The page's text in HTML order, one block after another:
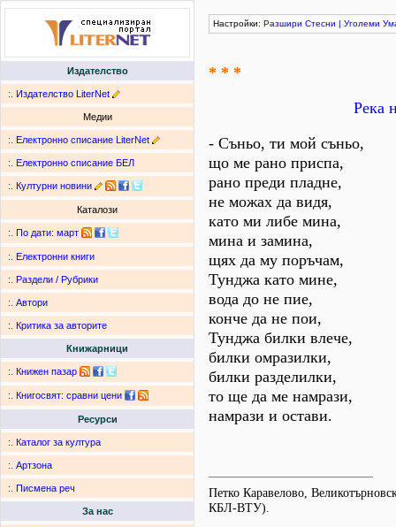
Издателство
:. Издателство LiterNet
Медии
:. Електронно списание LiterNet
:. Електронно списание БЕЛ
:. Културни новини
Каталози
:. По дати: март
:. Електронни книги
:. Раздели / Рубрики
:. Автори
:. Критика за авторите
Книжарници
:. Книжен пазар
:. Книгосвят: сравни цени
Ресурси
:. Каталог за култура
:. Артзона
:. Писмена реч
За нас
Настройки: Разшири Стесни | Уголеми
* * *
Река
- Съньо, ти мой съньо,
що ме рано приспа,
рано преди пладне,
не можах да видя,
като ми либе мина,
мина и замина,
щях да му поръчам,
Тунджа като мине,
вода до не пие,
конче да не пои,
Тунджа билки влече,
билки омразилки,
билки разделилки,
то ще да ме намрази,
намрази и остави.
Петко Каравелово,
КБЛ-ВТУ).